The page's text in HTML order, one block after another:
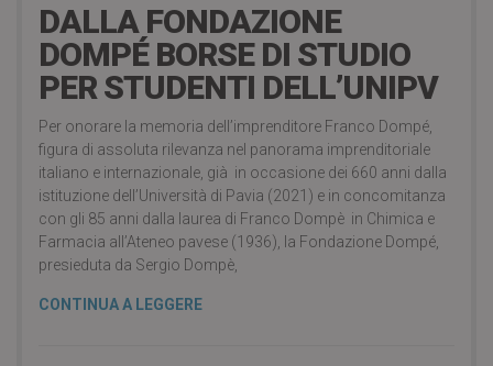
DALLA FONDAZIONE
DOMPÉ BORSE DI STUDIO
PER STUDENTI DELL’UNIPV
Per onorare la memoria dell’imprenditore Franco Dompé,
figura di assoluta rilevanza nel panorama imprenditoriale
italiano e internazionale, già in occasione dei 660 anni dalla
istituzione dell’Università di Pavia (2021) e in concomitanza
con gli 85 anni dalla laurea di Franco Dompè in Chimica e
Farmacia all’Ateneo pavese (1936), la Fondazione Dompé,
presieduta da Sergio Dompè,
CONTINUA A LEGGERE